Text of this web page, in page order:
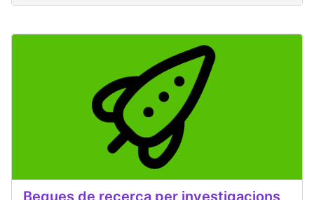
Beques de recerca per investigacions